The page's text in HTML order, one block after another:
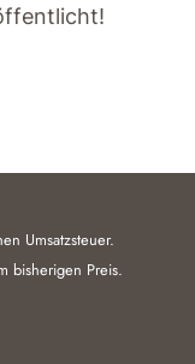
Umsatzsteuer.
bisherigen Preis.